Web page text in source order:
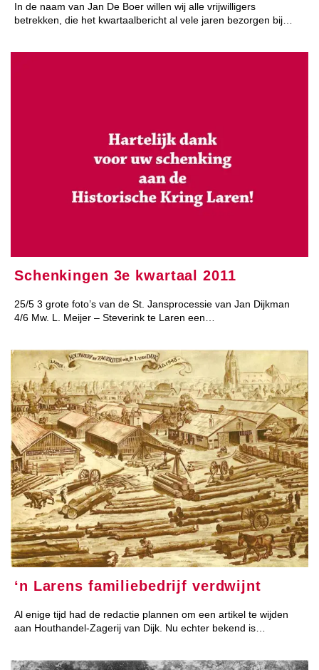
In de naam van Jan De Boer willen wij alle vrijwilligers
betrekken, die het kwartaalbericht al vele jaren bezorgen bij…
Schenkingen 3e kwartaal 2011
25/5 3 grote foto’s van de St. Jansprocessie van Jan Dijkman
4/6 Mw. L. Meijer – Steverink te Laren een…
‘n Larens familiebedrijf verdwijnt
Al enige tijd had de redactie plannen om een artikel te wijden
aan Houthandel-Zagerij van Dijk. Nu echter bekend is…